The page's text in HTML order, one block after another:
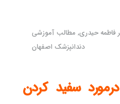
فاطمه حیدری, مطالب آموزشی
دندانپزشک اصفهان
سفید کردن